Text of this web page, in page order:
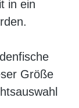
in ein
Größe